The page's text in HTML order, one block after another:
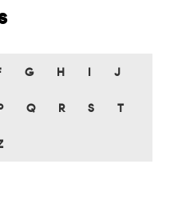
G H J
P Q R S T